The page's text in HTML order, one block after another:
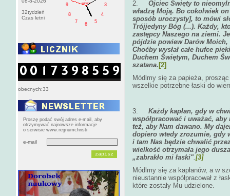
32tydzień
Czas letni
3
4
5
6
7
8
9
sobota
obecnych:33
Proszę podać swój adres e-mail, aby
otrzymywać najnowsze informacje
o serwisie www.regnumchristi
e-mail
2. Ojciec Święty to
władzą Moją. Bo cokolwiek
sposób uroczysty], to mówi
Trójjedyny Bóg (...). Każdy,
zastępcy Naszego na ziemi.
pójdzie powiew Darów
Choćby wysłał całe hufce
Duchem Świętym, Duchem
szatana. [2]
Módlmy się za papieża,
wszelkie potrzebne łaski do
3. Każdy kapłan, gdy w
współpracować i uważać,
też, aby Nam dawano. My
dopiero wtedy zrozumie, gdy
i tam Nas będzie chwalić
wielkość otrzymała jego
„zabrakło mi łaski".[3]
Módlmy się za kapłanów, a w
nieustannie współpracował z
które zostały Mu udzielone.